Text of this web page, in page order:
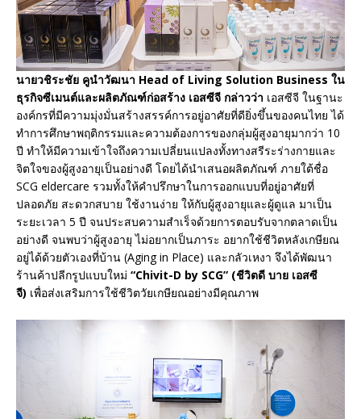
นายวชิระชัย คูนำวัฒนา Head of Living Solution Business ใน
ธุรกิจซีเมนต์และผลิตภัณฑ์ก่อสร้าง เอสซีจี กล่าวว่า เอสซีจี ในฐานะ
องค์กรที่มีความมุ่งมั่นสร้างสรรค์การอยู่อาศัยที่ดียิ่งขึ้นของคนไทย ได้
ทำการศึกษาพฤติกรรมและความต้องการของกลุ่มผู้สูงอายุมากว่า 10
ปี ทำให้มีความเข้าใจถึงความเปลี่ยนแปลงทั้งทางสรีระร่างกายและ
จิตใจของผู้สูงอายุเป็นอย่างดี โดยได้นำเสนอผลิตภัณฑ์ ภายใต้ชื่อ
SCG eldercare รวมทั้งให้คำปรึกษาในการออกแบบที่อยู่อาศัยที่
ปลอดภัย สะดวกสบาย ใช้งานง่าย ให้กับผู้สูงอายุและผู้ดูแล มาเป็น
ระยะเวลา 5 ปี จนประสบความสำเร็จด้วยการตอบรับจากตลาดเป็น
อย่างดี จนพบว่าผู้สูงอายุ ไม่อยากเป็นภาระ อยากใช้ชีวิตหลังเกษียณ
อยู่ได้ด้วยตัวเองที่บ้าน (Aging in Place) และกลัวเหงา จึงได้พัฒนา
ร้านค้าปลีกรูปแบบใหม่ “Chivit-D by SCG” (ชีวิตดี บาย เอสซี
จี) เพื่อส่งเสริมการใช้ชีวิตวัยเกษียณอย่างมีคุณภาพ